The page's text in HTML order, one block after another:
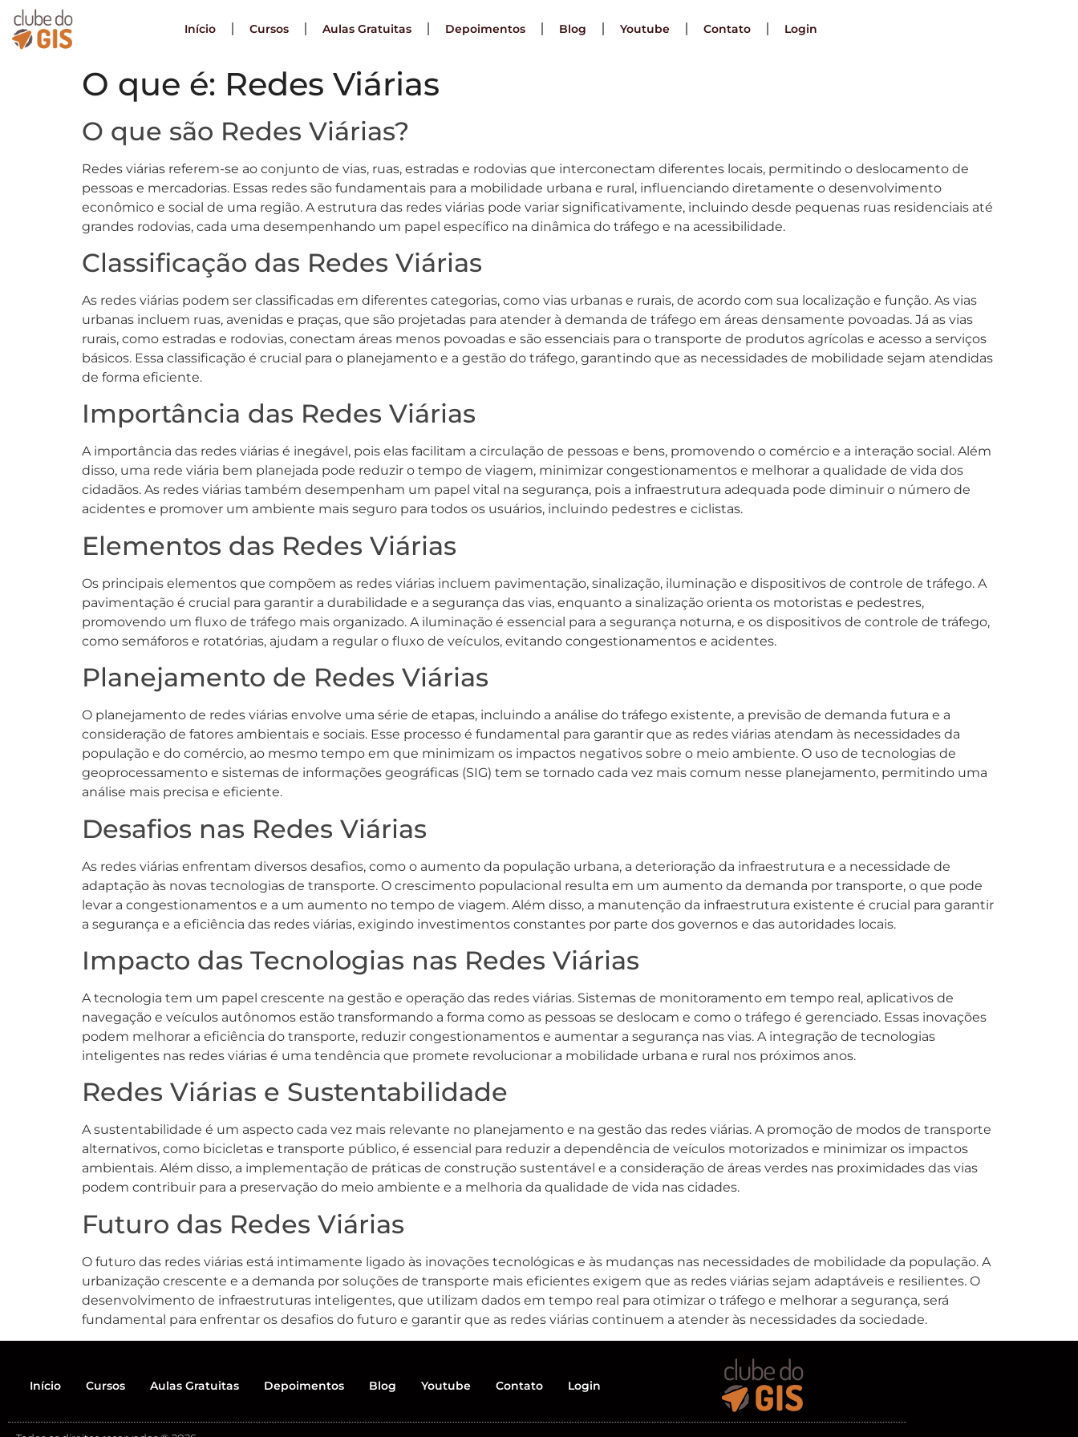
Início Cursos Aulas Gratuitas Depoimentos Blog Youtube Contato Login
O que é: Redes Viárias
O que são Redes Viárias?
Redes viárias referem-se ao conjunto de vias, ruas, estradas e rodovias que interconectam diferentes locais, permitindo o deslocamento de
pessoas e mercadorias. Essas redes são fundamentais para a mobilidade urbana e rural, influenciando diretamente o desenvolvimento
econômico e social de uma região. A estrutura das redes viárias pode variar significativamente, incluindo desde pequenas ruas residenciais até
grandes rodovias, cada uma desempenhando um papel específico na dinâmica do tráfego e na acessibilidade.
Classificação das Redes Viárias
As redes viárias podem ser classificadas em diferentes categorias, como vias urbanas e rurais, de acordo com sua localização e função. As vias
urbanas incluem ruas, avenidas e praças, que são projetadas para atender à demanda de tráfego em áreas densamente povoadas. Já as vias
rurais, como estradas e rodovias, conectam áreas menos povoadas e são essenciais para o transporte de produtos agrícolas e acesso a serviços
básicos. Essa classificação é crucial para o planejamento e a gestão do tráfego, garantindo que as necessidades de mobilidade sejam atendidas
de forma eficiente.
Importância das Redes Viárias
A importância das redes viárias é inegável, pois elas facilitam a circulação de pessoas e bens, promovendo o comércio e a interação social. Além
disso, uma rede viária bem planejada pode reduzir o tempo de viagem, minimizar congestionamentos e melhorar a qualidade de vida dos
cidadãos. As redes viárias também desempenham um papel vital na segurança, pois a infraestrutura adequada pode diminuir o número de
acidentes e promover um ambiente mais seguro para todos os usuários, incluindo pedestres e ciclistas.
Elementos das Redes Viárias
Os principais elementos que compõem as redes viárias incluem pavimentação, sinalização, iluminação e dispositivos de controle de tráfego. A
pavimentação é crucial para garantir a durabilidade e a segurança das vias, enquanto a sinalização orienta os motoristas e pedestres,
promovendo um fluxo de tráfego mais organizado. A iluminação é essencial para a segurança noturna, e os dispositivos de controle de tráfego,
como semáforos e rotatórias, ajudam a regular o fluxo de veículos, evitando congestionamentos e acidentes.
Planejamento de Redes Viárias
O planejamento de redes viárias envolve uma série de etapas, incluindo a análise do tráfego existente, a previsão de demanda futura e a
consideração de fatores ambientais e sociais. Esse processo é fundamental para garantir que as redes viárias atendam às necessidades da
população e do comércio, ao mesmo tempo em que minimizam os impactos negativos sobre o meio ambiente. O uso de tecnologias de
geoprocessamento e sistemas de informações geográficas (SIG) tem se tornado cada vez mais comum nesse planejamento, permitindo uma
análise mais precisa e eficiente.
Desafios nas Redes Viárias
As redes viárias enfrentam diversos desafios, como o aumento da população urbana, a deterioração da infraestrutura e a necessidade de
adaptação às novas tecnologias de transporte. O crescimento populacional resulta em um aumento da demanda por transporte, o que pode
levar a congestionamentos e a um aumento no tempo de viagem. Além disso, a manutenção da infraestrutura existente é crucial para garantir
a segurança e a eficiência das redes viárias, exigindo investimentos constantes por parte dos governos e das autoridades locais.
Impacto das Tecnologias nas Redes Viárias
A tecnologia tem um papel crescente na gestão e operação das redes viárias. Sistemas de monitoramento em tempo real, aplicativos de
navegação e veículos autônomos estão transformando a forma como as pessoas se deslocam e como o tráfego é gerenciado. Essas inovações
podem melhorar a eficiência do transporte, reduzir congestionamentos e aumentar a segurança nas vias. A integração de tecnologias
inteligentes nas redes viárias é uma tendência que promete revolucionar a mobilidade urbana e rural nos próximos anos.
Redes Viárias e Sustentabilidade
A sustentabilidade é um aspecto cada vez mais relevante no planejamento e na gestão das redes viárias. A promoção de modos de transporte
alternativos, como bicicletas e transporte público, é essencial para reduzir a dependência de veículos motorizados e minimizar os impactos
ambientais. Além disso, a implementação de práticas de construção sustentável e a consideração de áreas verdes nas proximidades das vias
podem contribuir para a preservação do meio ambiente e a melhoria da qualidade de vida nas cidades.
Futuro das Redes Viárias
O futuro das redes viárias está intimamente ligado às inovações tecnológicas e às mudanças nas necessidades de mobilidade da população. A
urbanização crescente e a demanda por soluções de transporte mais eficientes exigem que as redes viárias sejam adaptáveis e resilientes. O
desenvolvimento de infraestruturas inteligentes, que utilizam dados em tempo real para otimizar o tráfego e melhorar a segurança, será
fundamental para enfrentar os desafios do futuro e garantir que as redes viárias continuem a atender às necessidades da sociedade.
Início Cursos Aulas Gratuitas Depoimentos Blog Youtube Contato Login